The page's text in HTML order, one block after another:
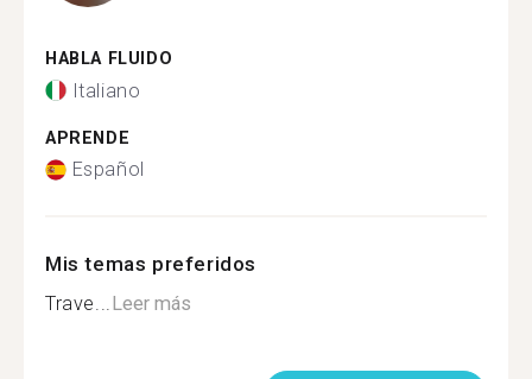
HABLA FLUIDO
Italiano
APRENDE
Español
Mis temas preferidos
Trave...Leer más